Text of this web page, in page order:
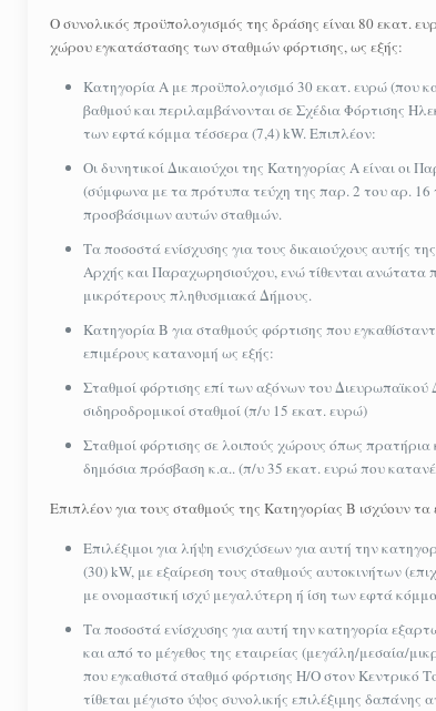
Ο συνολικός προϋπολογισμός της δράσης είναι 80 εκατ.
χώρου εγκατάστασης των σταθμών φόρτισης, ως εξής:
Κατηγορία Α με προϋπολογισμό 30 εκατ. ευρώ (που
βαθμού και περιλαμβάνονται σε Σχέδια Φόρτισης
των εφτά κόμμα τέσσερα (7,4) kW. Επιπλέον:
Οι δυνητικοί Δικαιούχοι της Κατηγορίας Α είναι
(σύμφωνα με τα πρότυπα τεύχη της παρ. 2 του αρ. 16
προσβάσιμων αυτών σταθμών.
Τα ποσοστά ενίσχυσης για τους δικαιούχους αυτής
Αρχής και Παραχωρησιούχου, ενώ τίθενται ανώτατα
μικρότερους πληθυσμιακά Δήμους.
Κατηγορία Β για σταθμούς φόρτισης που
επιμέρους κατανομή ως εξής:
Σταθμοί φόρτισης επί των αξόνων του
σιδηροδρομικοί σταθμοί (π/υ 15 εκατ. ευρώ)
Σταθμοί φόρτισης σε λοιπούς χώρους όπως πρατήρια
δημόσια πρόσβαση κ.α.. (π/υ 35 εκατ. ευρώ που
Επιπλέον για τους σταθμούς της Κατηγορίας Β ισχύουν τα
Eπιλέξιμοι για λήψη ενισχύσεων για αυτή την
(30) kW, με εξαίρεση τους σταθμούς αυτοκινήτων
με ονομαστική ισχύ μεγαλύτερη ή ίση των εφτά
Τα ποσοστά ενίσχυσης για αυτή την κατηγορία
και από το μέγεθος της εταιρείας (μεγάλη/μεσαία/
που εγκαθιστά σταθμό φόρτισης Η/Ο στον Κεντρικό
τίθεται μέγιστο ύψος συνολικής επιλέξιμης